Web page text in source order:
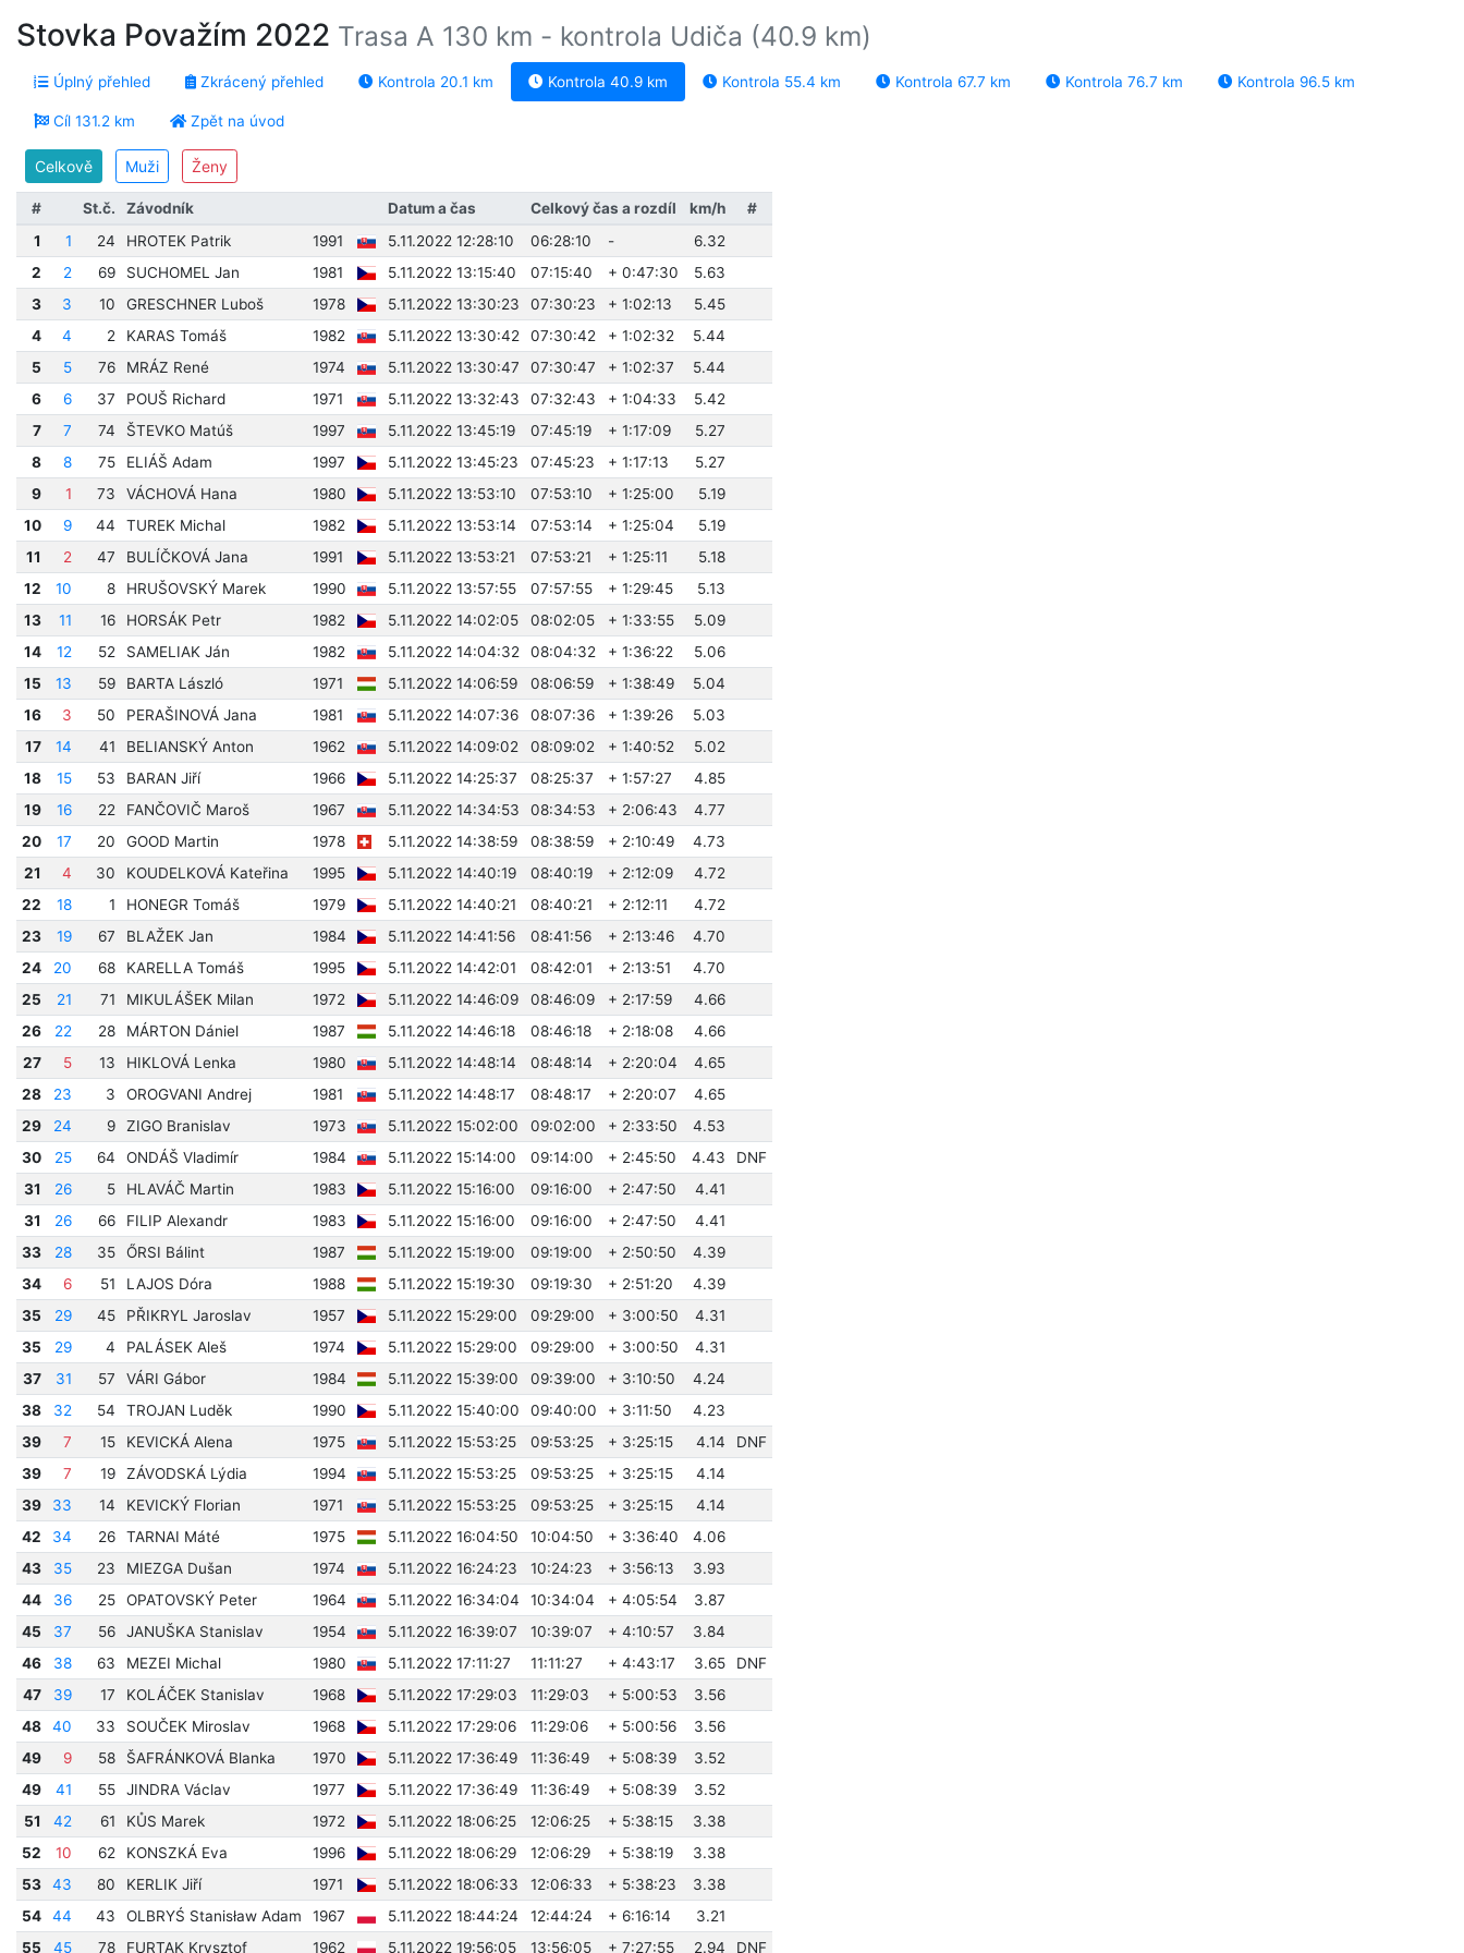
Stovka Považím 2022 Trasa A 130 km - kontrola Udiča (40.9 km)
Úplný přehled Zkrácený přehled Kontrola 20.1 km Kontrola 40.9 km Kontrola 55.4 km Kontrola 67.7 km Kontrola 76.7 km Kontrola 96.5 km
Cíl 131.2 km Zpět na úvod
Celkově Muži Ženy
# St.č. Závodník Datum a čas Celkový čas a rozdíl km/h
#
1
1 24 HROTEK Patrik 1991 5.11.2022 12:28:10 06:28:10 -
6.32
2
2 69 SUCHOMEL Jan 1981 5.11.2022 13:15:40 07:15:40 + 0:47:30
5.63
3
3 10 GRESCHNER Luboš 1978 5.11.2022 13:30:23 07:30:23 + 1:02:13
5.45
4
4 2 KARAS Tomáš 1982 5.11.2022 13:30:42 07:30:42 + 1:02:32
5.44
5
5 76 MRÁZ René 1974 5.11.2022 13:30:47 07:30:47 + 1:02:37
5.44
6
6 37 POUŠ Richard 1971 5.11.2022 13:32:43 07:32:43 + 1:04:33
5.42
7
7 74 ŠTEVKO Matúš 1997 5.11.2022 13:45:19 07:45:19 + 1:17:09
5.27
8
8 75 ELIÁŠ Adam 1997 5.11.2022 13:45:23 07:45:23 + 1:17:13
5.27
9
1 73 VÁCHOVÁ Hana 1980 5.11.2022 13:53:10 07:53:10 + 1:25:00
5.19
10
9 44 TUREK Michal 1982 5.11.2022 13:53:14 07:53:14 + 1:25:04
5.19
11
2 47 BULÍČKOVÁ Jana 1991 5.11.2022 13:53:21 07:53:21 + 1:25:11
5.18
12
10 8 HRUŠOVSKÝ Marek 1990 5.11.2022 13:57:55 07:57:55 + 1:29:45
5.13
13
11 16 HORSÁK Petr 1982 5.11.2022 14:02:05 08:02:05 + 1:33:55
5.09
14
12 52 SAMELIAK Ján 1982 5.11.2022 14:04:32 08:04:32 + 1:36:22
5.06
15
13 59 BARTA László 1971 5.11.2022 14:06:59 08:06:59 + 1:38:49
5.04
16
3 50 PERAŠINOVÁ Jana 1981 5.11.2022 14:07:36 08:07:36 + 1:39:26
5.03
17
14 41 BELIANSKÝ Anton 1962 5.11.2022 14:09:02 08:09:02 + 1:40:52
5.02
18
15 53 BARAN Jiří 1966 5.11.2022 14:25:37 08:25:37 + 1:57:27
4.85
19
16 22 FANČOVIČ Maroš 1967 5.11.2022 14:34:53 08:34:53 + 2:06:43
4.77
20
17 20 GOOD Martin 1978 5.11.2022 14:38:59 08:38:59 + 2:10:49
4.73
21
4 30 KOUDELKOVÁ Kateřina 1995 5.11.2022 14:40:19 08:40:19 + 2:12:09
4.72
22
18 1 HONEGR Tomáš 1979 5.11.2022 14:40:21 08:40:21 + 2:12:11
4.72
23
19 67 BLAŽEK Jan 1984 5.11.2022 14:41:56 08:41:56 + 2:13:46
4.70
24
20 68 KARELLA Tomáš 1995 5.11.2022 14:42:01 08:42:01 + 2:13:51
4.70
25
21 71 MIKULÁŠEK Milan 1972 5.11.2022 14:46:09 08:46:09 + 2:17:59
4.66
26
22 28 MÁRTON Dániel 1987 5.11.2022 14:46:18 08:46:18 + 2:18:08
4.66
27
5 13 HIKLOVÁ Lenka 1980 5.11.2022 14:48:14 08:48:14 + 2:20:04
4.65
28
23 3 OROGVANI Andrej 1981 5.11.2022 14:48:17 08:48:17 + 2:20:07
4.65
29
24 9 ZIGO Branislav 1973 5.11.2022 15:02:00 09:02:00 + 2:33:50
4.53
30
25 64 ONDÁŠ Vladimír 1984 5.11.2022 15:14:00 09:14:00 + 2:45:50 4.43
DNF
31
26 5 HLAVÁČ Martin 1983 5.11.2022 15:16:00 09:16:00 + 2:47:50
4.41
31
26 66 FILIP Alexandr 1983 5.11.2022 15:16:00 09:16:00 + 2:47:50
4.41
33
28 35 ŐRSI Bálint 1987 5.11.2022 15:19:00 09:19:00 + 2:50:50
4.39
34
6 51 LAJOS Dóra 1988 5.11.2022 15:19:30 09:19:30 + 2:51:20
4.39
35
29 45 PŘIKRYL Jaroslav 1957 5.11.2022 15:29:00 09:29:00 + 3:00:50
4.31
35
29 4 PALÁSEK Aleš 1974 5.11.2022 15:29:00 09:29:00 + 3:00:50
4.31
37
31 57 VÁRI Gábor 1984 5.11.2022 15:39:00 09:39:00 + 3:10:50
4.24
38
32 54 TROJAN Luděk 1990 5.11.2022 15:40:00 09:40:00 + 3:11:50
4.23
39
7 15 KEVICKÁ Alena 1975 5.11.2022 15:53:25 09:53:25 + 3:25:15 4.14
DNF
39
7 19 ZÁVODSKÁ Lýdia 1994 5.11.2022 15:53:25 09:53:25 + 3:25:15
4.14
39
33 14 KEVICKÝ Florian 1971 5.11.2022 15:53:25 09:53:25 + 3:25:15
4.14
42
34 26 TARNAI Máté 1975 5.11.2022 16:04:50 10:04:50 + 3:36:40
4.06
43
35 23 MIEZGA Dušan 1974 5.11.2022 16:24:23 10:24:23 + 3:56:13
3.93
44
36 25 OPATOVSKÝ Peter 1964 5.11.2022 16:34:04 10:34:04 + 4:05:54
3.87
45
37 56 JANUŠKA Stanislav 1954 5.11.2022 16:39:07 10:39:07 + 4:10:57
3.84
46
38 63 MEZEI Michal 1980 5.11.2022 17:11:27 11:11:27 + 4:43:17 3.65
DNF
47
39 17 KOLÁČEK Stanislav 1968 5.11.2022 17:29:03 11:29:03 + 5:00:53
3.56
48
40 33 SOUČEK Miroslav 1968 5.11.2022 17:29:06 11:29:06 + 5:00:56
3.56
49
9 58 ŠAFRÁNKOVÁ Blanka 1970 5.11.2022 17:36:49 11:36:49 + 5:08:39
3.52
49
41 55 JINDRA Václav 1977 5.11.2022 17:36:49 11:36:49 + 5:08:39
3.52
51
42 61 KŮS Marek 1972 5.11.2022 18:06:25 12:06:25 + 5:38:15
3.38
52
10 62 KONSZKÁ Eva 1996 5.11.2022 18:06:29 12:06:29 + 5:38:19
3.38
53
43 80 KERLIK Jiří 1971 5.11.2022 18:06:33 12:06:33 + 5:38:23
3.38
54
44 43 OLBRYŚ Stanisław Adam 1967 5.11.2022 18:44:24 12:44:24 + 6:16:14
3.21
55
45 78 FURTAK Krysztof 1962 5.11.2022 19:56:05 13:56:05 + 7:27:55 2.94 DNF